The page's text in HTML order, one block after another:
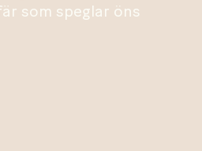
som speglar öns